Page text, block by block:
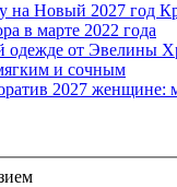
на Новый 2027 год
в марте 2022 года
одежде от Эвелины
и сочным
2027 женщине: